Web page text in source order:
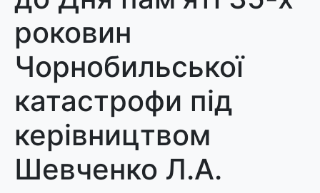
роковин
Чорнобильської
катастрофи під
керівництвом
Шевченко Л.А.